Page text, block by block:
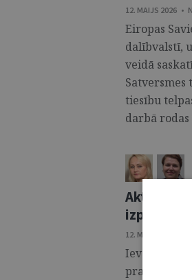
12. MAIJS 2026 •
Eiropas
dalībvalstī,
veidā
Satversmes
tiesību
darbā
izpratni
12. MAIJS 2026 •
Ievads
prasības, lai